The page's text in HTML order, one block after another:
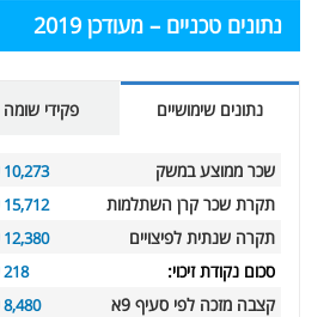
נתונים טכניים – מעודכן 2019
נתונים שימושיים פקידי שומה
שכר ממוצע במשק 10,273 ₪
תקרת שכר קרן השתלמות 15,712 ₪
תקרה שנתית לפיצויים 12,380 ₪
סכום נקודת זיכוי: 218 ₪
קצבה מזכה לפי סעיף 9א 8,480 ₪